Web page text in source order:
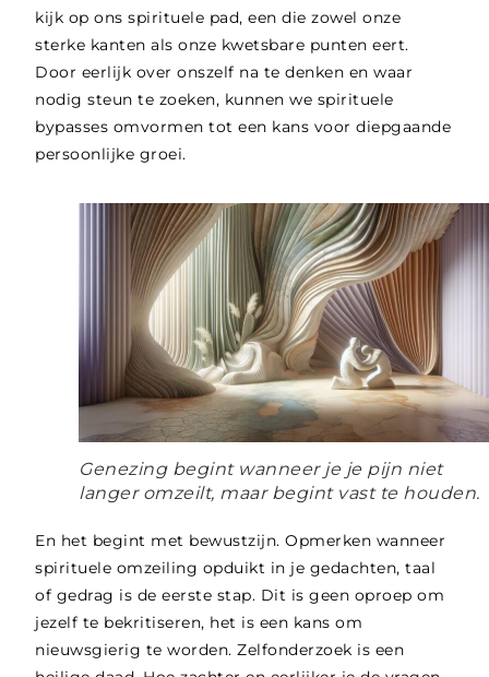
kijk op ons spirituele pad, een die zowel onze
sterke kanten als onze kwetsbare punten eert.
Door eerlijk over onszelf na te denken en waar
nodig steun te zoeken, kunnen we spirituele
bypasses omvormen tot een kans voor diepgaande
persoonlijke groei.
Genezing begint wanneer je je pijn niet
langer omzeilt, maar begint vast te houden.
En het begint met bewustzijn. Opmerken wanneer
spirituele omzeiling opduikt in je gedachten, taal
of gedrag is de eerste stap. Dit is geen oproep om
jezelf te bekritiseren, het is een kans om
nieuwsgierig te worden. Zelfonderzoek is een